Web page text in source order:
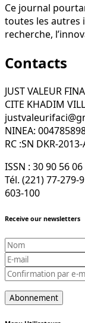
Ce journal
toutes les autres
recherche,
Contacts
JUST VALEUR
CITE KHADIM
NINEA:
RC :SN DKR-
ISSN : 30 90 56 06
Tél. (221) 77-279-
603-100
Receive our newsletters